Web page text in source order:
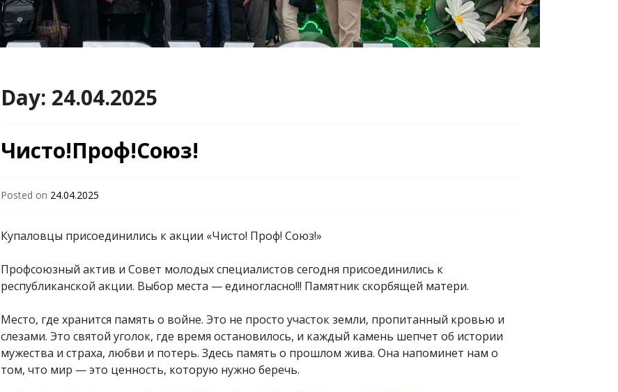
Day: 24.04.2025
Чисто!Проф!Союз!
Posted on 24.04.2025
Купаловцы присоединились к акции «Чисто! Проф! Союз!»
Профсоюзный актив и Совет молодых специалистов сегодня присоединились к
республиканской акции. Выбор места — единогласно!!! Памятник скорбящей матери.
Место, где хранится память о войне. Это не просто участок земли, пропитанный кровью и
слезами. Это святой уголок, где время остановилось, и каждый камень шепчет об истории
мужества и страха, любви и потерь. Здесь память о прошлом жива. Она напоминет нам о
том, что мир — это ценность, которую нужно беречь.